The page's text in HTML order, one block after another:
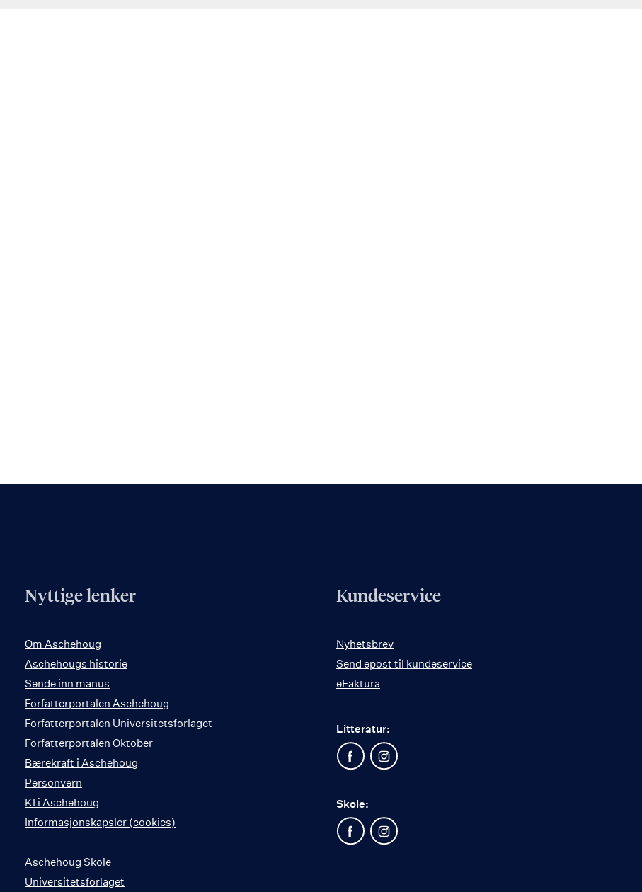
Nyttige lenker
Om Aschehoug
Aschehougs historie
Sende inn manus
Forfatterportalen Aschehoug
Forfatterportalen Universitetsforlaget
Forfatterportalen Oktober
Bærekraft i Aschehoug
Personvern
KI i Aschehoug
Informasjonskapsler (cookies)
Aschehoug Skole
Universitetsforlaget
Kundeservice
Nyhetsbrev
Send epost til kundeservice
eFaktura
Litteratur:
Skole: